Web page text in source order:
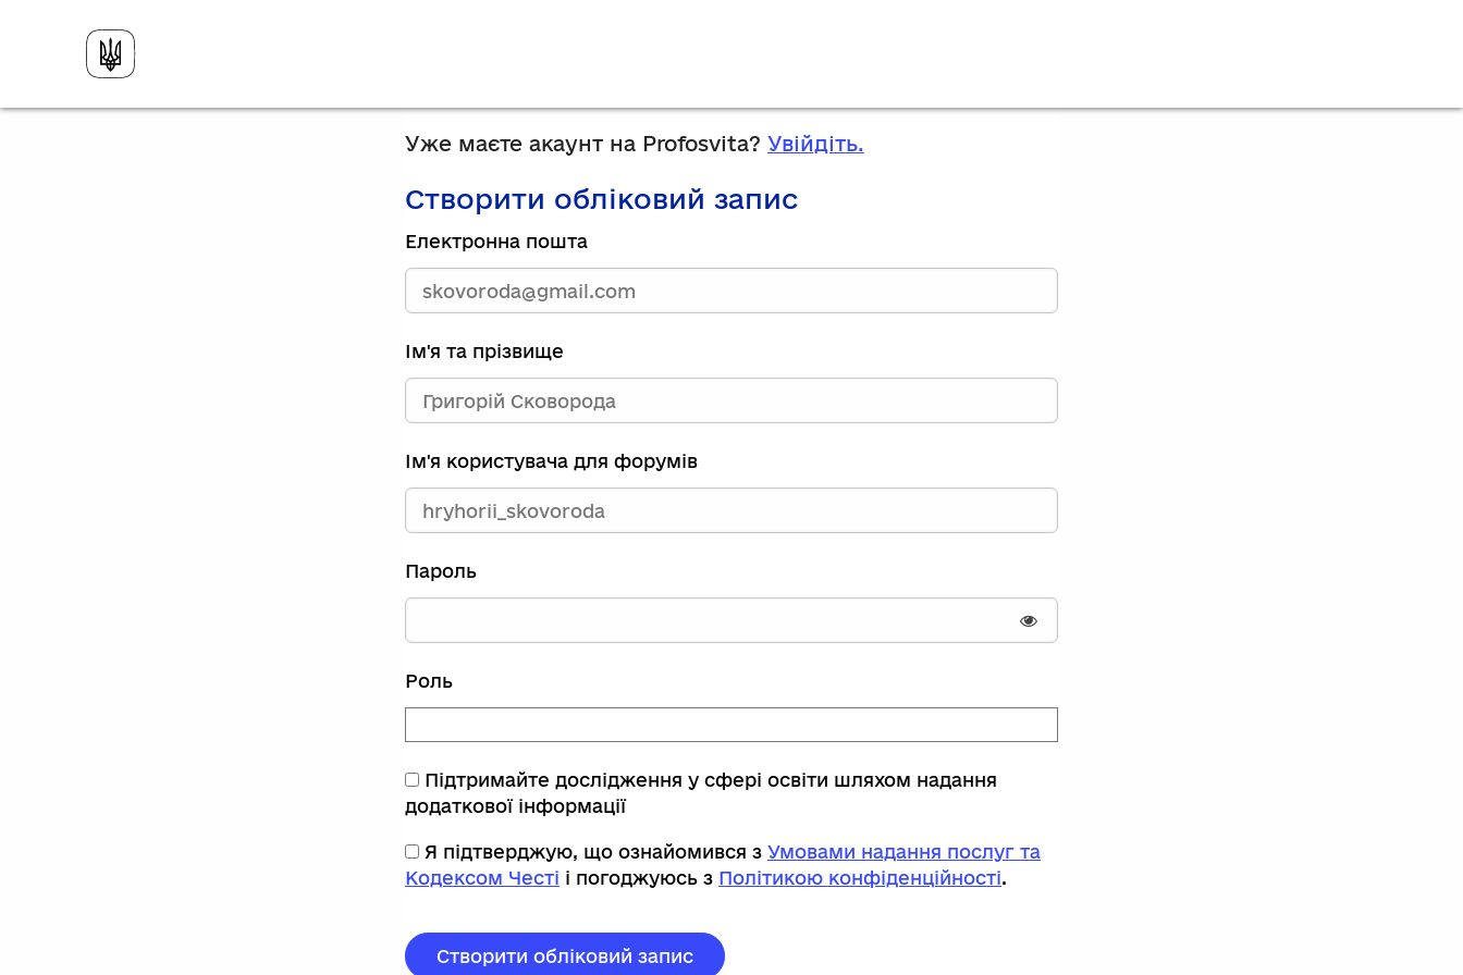
Уже маєте акаунт на Profosvita? Увійдіть.
Створити обліковий запис
Електронна пошта
Ім'я та прізвище
Ім'я користувача для форумів
Пароль
Показати пароль
Роль
Підтримайте дослідження у сфері освіти шляхом надання
додаткової інформації
Я підтверджую, що ознайомився з Умовами надання послуг та
Кодексом Честі і погоджуюсь з Політикою конфіденційності.
Створити обліковий запис